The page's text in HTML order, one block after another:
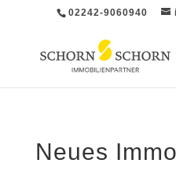
02242-9060940
Neues